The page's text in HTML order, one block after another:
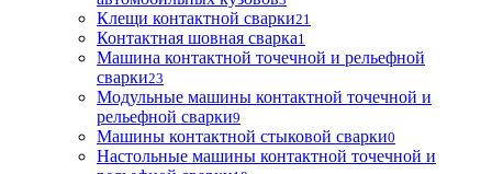
Клещи контактной сварки21
Контактная шовная сварка1
Машина контактной точечной и рельефной
сварки23
Модульные машины контактной точечной и
рельефной сварки9
Машины контактной стыковой сварки0
Настольные машины контактной точечной и